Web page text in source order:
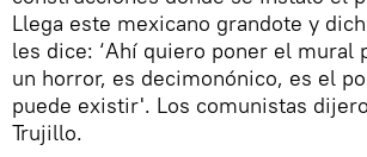
Llega este mexicano grandote y
les dice: ‘Ahí quiero poner el mural
un horror, es decimonónico, es el
puede existir'. Los comunistas
Trujillo.